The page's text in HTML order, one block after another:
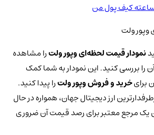
ولت
نمودار قیمت لحظه‌ای وپور ولترا مشاهده
را بررسی کنید. این نمودار به شما کمک
برایخرید و فروش وپور ولترا پیدا کنید.
ارز دیجیتال جهان، همواره در حال
مرجع معتبر برای رصد قیمت آن ضروری